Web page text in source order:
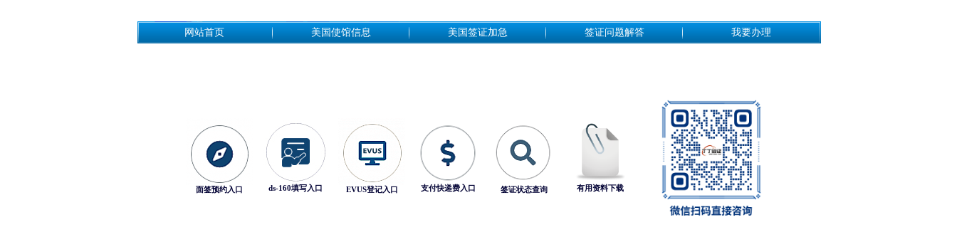
网站首页 美国使馆信息 美国签证加急 签证问题解答 我要办理
面签预约入口 ds-160填写入口 EVUS登记入口 支付快递费入口 签证状态查询 有用资料下载